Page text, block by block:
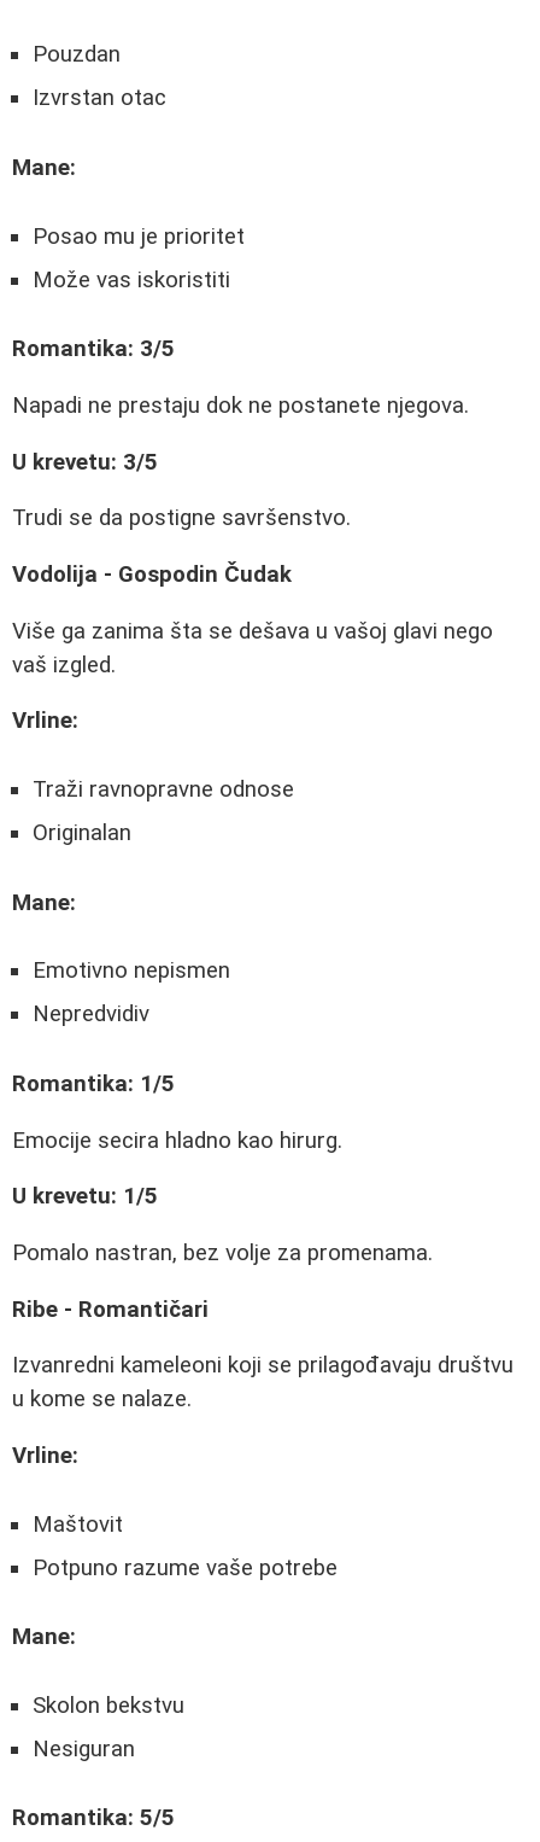
Pouzdan
Izvrstan otac
Mane:
Posao mu je prioritet
Može vas iskoristiti
Romantika: 3/5
Napadi ne prestaju dok ne postanete njegova.
U krevetu: 3/5
Trudi se da postigne savršenstvo.
Vodolija - Gospodin Čudak
Više ga zanima šta se dešava u vašoj glavi nego
vaš izgled.
Vrline:
Traži ravnopravne odnose
Originalan
Mane:
Emotivno nepismen
Nepredvidiv
Romantika: 1/5
Emocije secira hladno kao hirurg.
U krevetu: 1/5
Pomalo nastran, bez volje za promenama.
Ribe - Romantičari
Izvanredni kameleoni koji se prilagođavaju društvu
u kome se nalaze.
Vrline:
Maštovit
Potpuno razume vaše potrebe
Mane:
Skolon bekstvu
Nesiguran
Romantika: 5/5